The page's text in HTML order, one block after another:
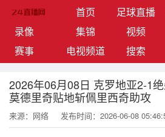
首页(current)足球直播
录像
集锦 视频
赛事
电视频道 搜索
2026年06月08日 克罗地亚2-1
莫德里奇贴地斩佩里西奇助攻
来源：网络 发布时间：2026-06-08